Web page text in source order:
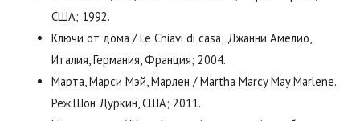
США; 1992.
Ключи от дома / Le Chiavi di casa; Джанни Амелио,
Италия, Германия, Франция; 2004.
Марта, Марси Мэй, Марлен / Martha Marcy May Marlene.
Реж.Шон Дуркин, США; 2011.